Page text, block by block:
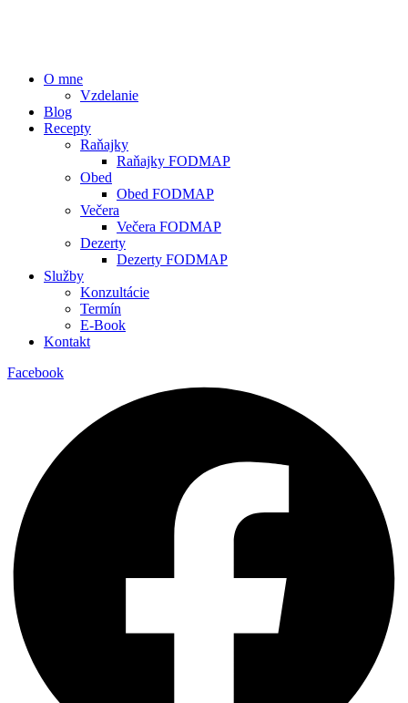
O mne
Vzdelanie
Blog
Recepty
Raňajky
Raňajky FODMAP
Obed
Obed FODMAP
Večera
Večera FODMAP
Dezerty
Dezerty FODMAP
Služby
Konzultácie
Termín
E-Book
Kontakt
Facebook